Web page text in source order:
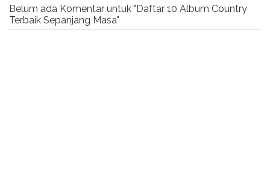
Belum ada Komentar untuk "Daftar 10 Album Country
Terbaik Sepanjang Masa"